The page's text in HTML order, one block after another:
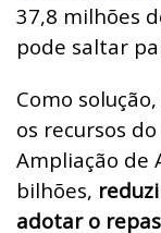
37,8 milhões
pode saltar
Como
os recursos
Ampliação de
bilhões,
adotar o